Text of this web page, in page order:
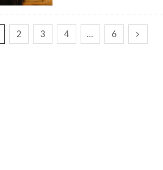
2 3 4 … 6